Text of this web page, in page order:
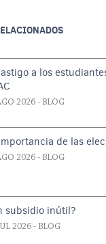
a los
2026 - BLOG
de las
2026 - BLOG
subsidio inútil?
2026 - BLOG